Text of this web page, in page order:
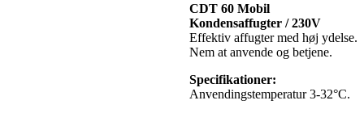
CDT 60 Mobil
Kondensaffugter / 230V
Effektiv affugter med høj ydelse.
Nem at anvende og betjene.
Specifikationer:
Anvendingstemperatur 3-32°C.